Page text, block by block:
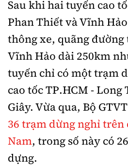
Sau khi hai tuyến cao
Phan Thiết và Vĩnh
thông xe, quãng đường
Vĩnh Hảo dài 250km
tuyến chỉ có một trạm
cao tốc TP.HCM - Long
Giây. Vừa qua, Bộ
36 trạm dừng nghỉ trên
Nam, trong số này có
dựng.